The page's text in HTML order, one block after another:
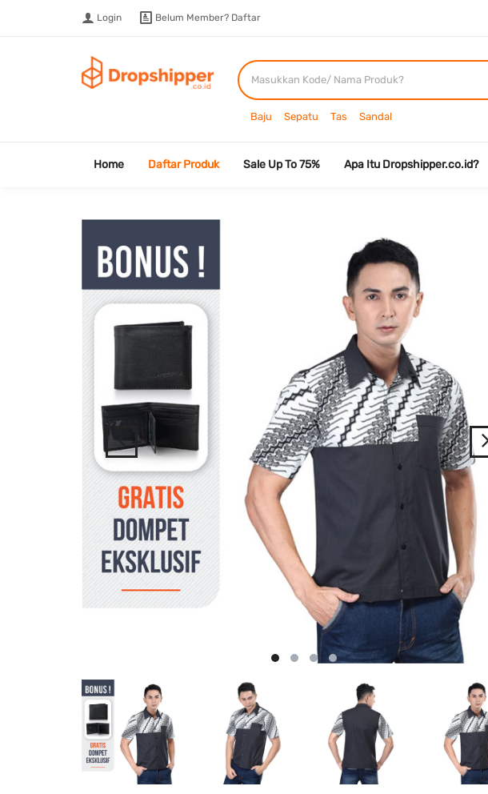
Login Belum Member? Daftar
Baju Sepatu Tas Sandal
Home Daftar Produk Sale Up To 75% Apa Itu Dropshipper.co.id?